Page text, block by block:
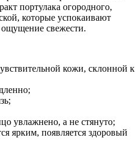
портулака огородного,
которые успокаивают
ощущение свежести.
кожи, склонной к
увлажнено, а не стянуто;
ярким, появляется здоровый